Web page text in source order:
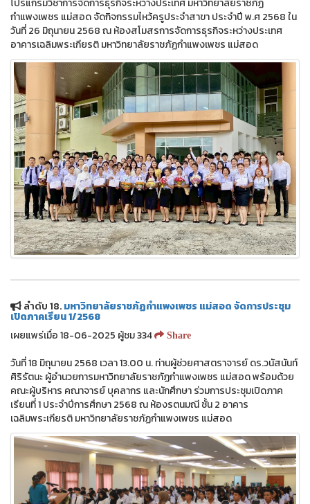
โปรแกรมวิชาการจัดการธุรกิจระหว่างประเทศ มหาวิทยาลัยราชภัฏ
กำแพงเพชร แม่สอด จัดกิจกรรมไหว้ครูประจำสาขา ประจำปี พ.ศ 2568 ใน
วันที่ 26 มิถุนายน 2568 ณ ห้องสโมสรการจัดการธุรกิจระหว่างประเทศ
อาคารเฉลิมพระเกียรติ มหาวิทยาลัยราชภัฏกำแพงเพชร แม่สอด
ลำดับ 18.มหาวิทยาลัยราชภัฏกำแพงเพชร แม่สอด จัดการประชุม
เปิดภาคเรียน 1/2568
เผยแพร่เมื่อ 18-06-2025 ผู้ชม 334
Share
วันที่ 18 มิถุนายน 2568 เวลา 13.00 น. ท่านผู้ช่วยศาสตราจารย์ ดร.วนัสนันท์
ศิริรัตนะ ผู้อำนวยการมหาวิทยาลัยราชภัฏกำแพงเพชร แม่สอด พร้อมด้วย
คณะผู้บริหาร คณาจารย์ บุคลากร และนักศึกษา ร่วมการประชุมเปิดภาค
เรียนที่ 1 ประจำปีการศึกษา 2568 ณ ห้องรตนมณี ชั้น 2 อาคาร
เฉลิมพระเกียรติ มหาวิทยาลัยราชภัฏกำแพงเพชร แม่สอด